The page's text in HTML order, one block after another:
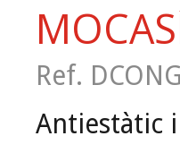
Ref.
Antiestàtic